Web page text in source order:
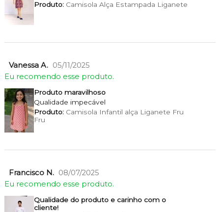
Produto:Camisola Alça Estampada Liganete
Vanessa A. 05/11/2025
Eu recomendo esse produto.
Produto maravilhoso
Qualidade impecável
Produto:Camisola Infantil alça Liganete Fru
Fru
Francisco N. 08/07/2025
Eu recomendo esse produto.
Qualidade do produto e carinho com o
cliente!